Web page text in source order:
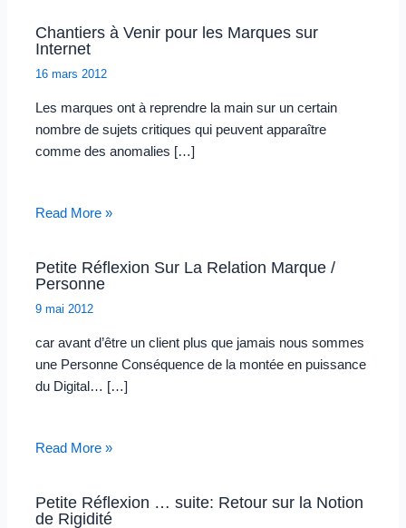
Chantiers à Venir pour les Marques sur
Internet
16 mars 2012
Les marques ont à reprendre la main sur un certain
nombre de sujets critiques qui peuvent apparaître
comme des anomalies […]
Read More »
Petite Réflexion Sur La Relation Marque /
Personne
9 mai 2012
car avant d’être un client plus que jamais nous sommes
une Personne Conséquence de la montée en puissance
du Digital… […]
Read More »
Petite Réflexion … suite: Retour sur la Notion
de Rigidité